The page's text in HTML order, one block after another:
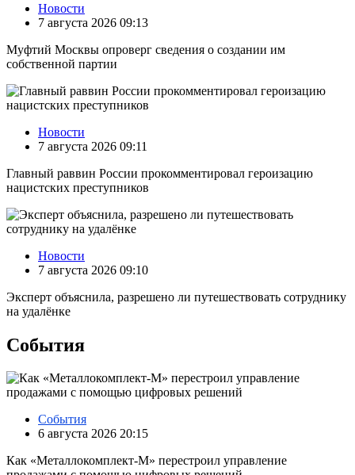
Новости
7 августа 2026 09:13
Муфтий Москвы опроверг сведения о создании им
собственной партии
Новости
7 августа 2026 09:11
Главный раввин России прокомментировал героизацию
нацистских преступников
Новости
7 августа 2026 09:10
Эксперт объяснила, разрешено ли путешествовать сотруднику
на удалёнке
События
События
6 августа 2026 20:15
Как «Металлокомплект-М» перестроил управление